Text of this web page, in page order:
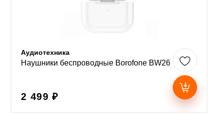
Аудиотехника
Наушники беспроводные Borofone BW26
2 499 ₽